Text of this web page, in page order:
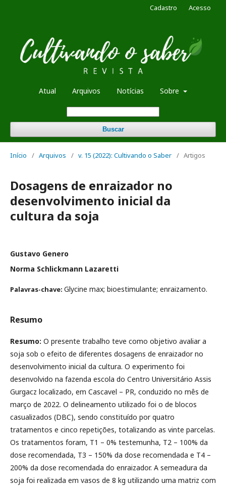
Atual Arquivos Notícias Sobre
Buscar
Cadastro Acesso
Início / Arquivos / v. 15 (2022): Cultivando o Saber / Artigos
Dosagens de enraizador no
desenvolvimento inicial da
cultura da soja
Gustavo Genero
Norma Schlickmann Lazaretti
Palavras-chave: Glycine max; bioestimulante; enraizamento.
Resumo
Resumo: O presente trabalho teve como objetivo avaliar a
soja sob o efeito de diferentes dosagens de enraizador no
desenvolvimento inicial da cultura. O experimento foi
desenvolvido na fazenda escola do Centro Universitário Assis
Gurgacz localizado, em Cascavel – PR, conduzido no mês de
março de 2022. O delineamento utilizado foi o de blocos
casualizados (DBC), sendo constituído por quatro
tratamentos e cinco repetições, totalizando as vinte parcelas.
Os tratamentos foram, T1 – 0% testemunha, T2 – 100% da
dose recomendada, T3 – 150% da dose recomendada e T4 –
200% da dose recomendada do enraizador. A semeadura da
soja foi realizada em vasos de 8 kg utilizando uma matriz com